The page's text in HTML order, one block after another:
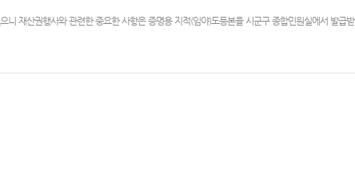
재산권행사와 관련한 중요한 사항은 증명용 지적(임야)도등본을 시군구 종합민원실에서 발급